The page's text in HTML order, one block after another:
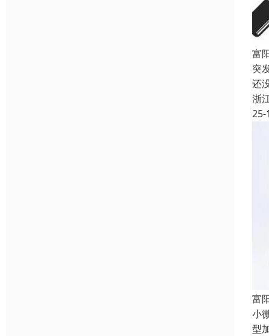
富
突
还
浙
25-
富
小
型